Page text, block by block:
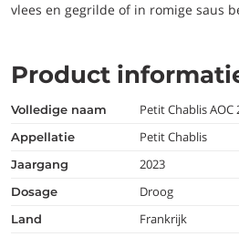
vlees en gegrilde of in romige saus
Product
volledige naam Petit Chablis
appellatie Petit Chablis
jaargang 2023
dosage Droog
land Frankrijk